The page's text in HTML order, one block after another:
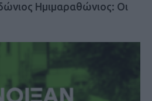
Ημιμαραθώνιος: Οι